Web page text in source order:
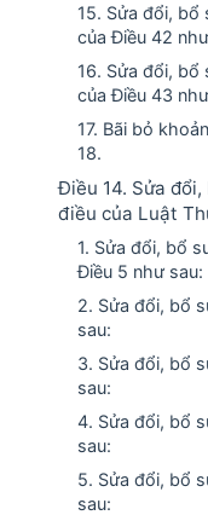
15. Sửa đổi, bổ
của Điều 42
16. Sửa đổi, bổ
của Điều 43
17. Bãi bỏ
18.
Điều 14. Sửa
điều của Luật
1. Sửa đổi, bổ
Điều 5 như sau:
2. Sửa đổi, bổ
sau:
3. Sửa đổi, bổ
sau:
4. Sửa đổi, bổ
sau:
5. Sửa đổi, bổ
sau: